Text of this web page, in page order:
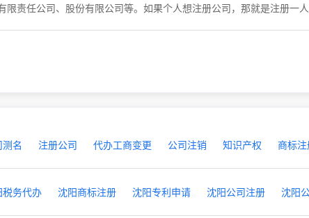
责任公司、股份有限公司等。如果个人想注册公司，那就是注册一
名 注册公司 代办工商变更 公司注销 知识产权 商标
税务代办 沈阳商标注册 沈阳专利申请 沈阳公司注册 沈阳